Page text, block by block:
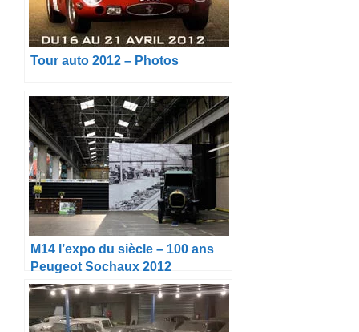
Tour auto 2012 – Photos
M14 l’expo du siècle – 100 ans
Peugeot Sochaux 2012